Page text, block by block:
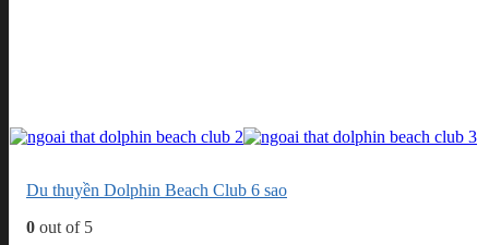
Du thuyền Dolphin Beach Club 6 sao
0 out of 5